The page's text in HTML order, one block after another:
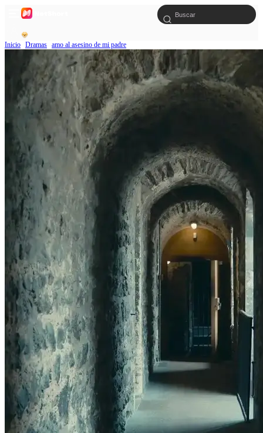
Inicio Dramas amo al asesino de mi padre